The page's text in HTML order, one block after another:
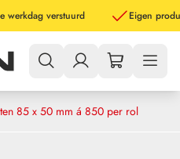
werkdag verstuurd Eigen
85 x 50 mm á 850 per rol